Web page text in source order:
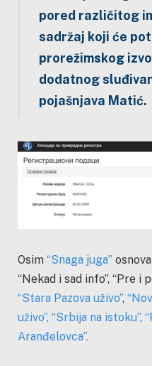
pored različitog
sadržaj koji će
prorežimskog
dodatnog
pojašnjava Matić.
Osim “Snaga juga”
“Nekad i sad info”, “Pre i
“Stara Pazova uživo”,
uživo”, “Srbija na istoku”,
Aranđelovca”.